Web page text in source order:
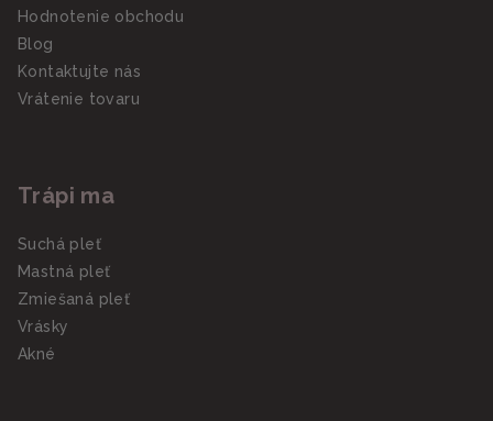
Hodnotenie obchodu
Blog
Kontaktujte nás
Vrátenie tovaru
Trápi ma
Suchá pleť
Mastná pleť
Zmiešaná pleť
Vrásky
Akné